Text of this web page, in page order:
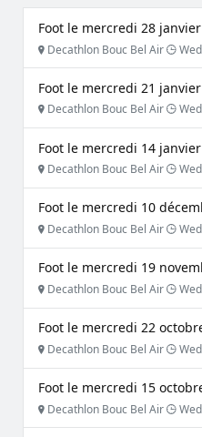
Foot le mercredi 28
Decathlon Bouc Bel Air
Foot le mercredi 21
Decathlon Bouc Bel Air
Foot le mercredi 14
Decathlon Bouc Bel Air
Foot le mercredi 10
Decathlon Bouc Bel Air
Foot le mercredi 19
Decathlon Bouc Bel Air
Foot le mercredi 22
Decathlon Bouc Bel Air
Foot le mercredi 15
Decathlon Bouc Bel Air